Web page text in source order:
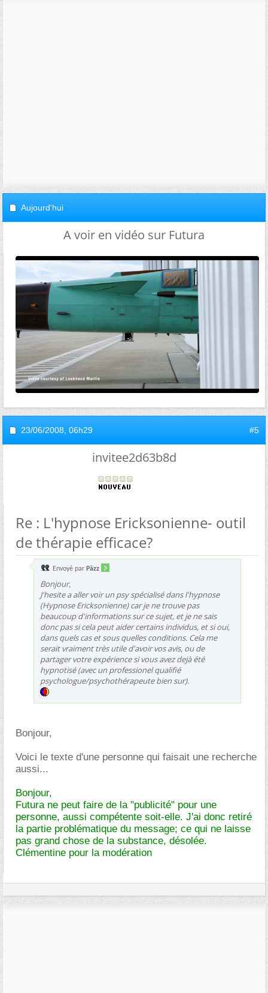
Aujourd'hui
A voir en vidéo sur Futura
23/06/2008, 06h29 #5
invitee2d63b8d
Re : L'hypnose Ericksonienne- outil
de thérapie efficace?
Envoyé par Pàzz
Bonjour,
J'hesite a aller voir un psy spécialisé dans l'hypnose
(Hypnose Ericksonienne) car je ne trouve pas
beaucoup d'informations sur ce sujet, et je ne sais
donc pas si cela peut aider certains individus, et si oui,
dans quels cas et sous quelles conditions. Cela me
serait vraiment très utile d'avoir vos avis, ou de
partager votre expérience si vous avez dejà été
hypnotisé (avec un professionel qualifié
psychologue/psychothérapeute bien sur).
Bonjour,
Voici le texte d'une personne qui faisait une recherche
aussi...
Bonjour,
Futura ne peut faire de la "publicité" pour une
personne, aussi compétente soit-elle. J'ai donc retiré
la partie problématique du message; ce qui ne laisse
pas grand chose de la substance, désolée.
Clémentine pour la modération